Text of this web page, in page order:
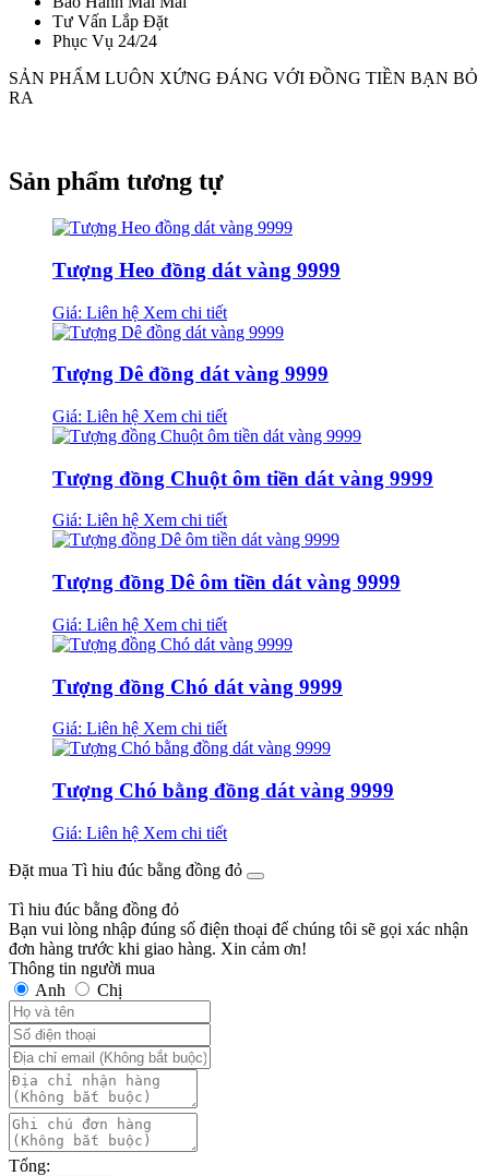
Tư Vấn Lắp Đặt
Phục Vụ 24/24
SẢN PHẨM LUÔN XỨNG ĐÁNG VỚI ĐỒNG TIỀN BẠN BỎ
RA
Sản phẩm tương tự
Tượng Heo đồng dát vàng 9999
Giá: Liên hệ Xem chi tiết
Tượng Dê đồng dát vàng 9999
Giá: Liên hệ Xem chi tiết
Tượng đồng Chuột ôm tiền dát vàng 9999
Giá: Liên hệ Xem chi tiết
Tượng đồng Dê ôm tiền dát vàng 9999
Giá: Liên hệ Xem chi tiết
Tượng đồng Chó dát vàng 9999
Giá: Liên hệ Xem chi tiết
Tượng Chó bằng đồng dát vàng 9999
Giá: Liên hệ Xem chi tiết
Đặt mua Tì hiu đúc bằng đồng đỏ
Tì hiu đúc bằng đồng đỏ
Bạn vui lòng nhập đúng số điện thoại để chúng tôi sẽ gọi xác nhận
đơn hàng trước khi giao hàng. Xin cảm ơn!
Thông tin người mua
Anh
Chị
Tổng: